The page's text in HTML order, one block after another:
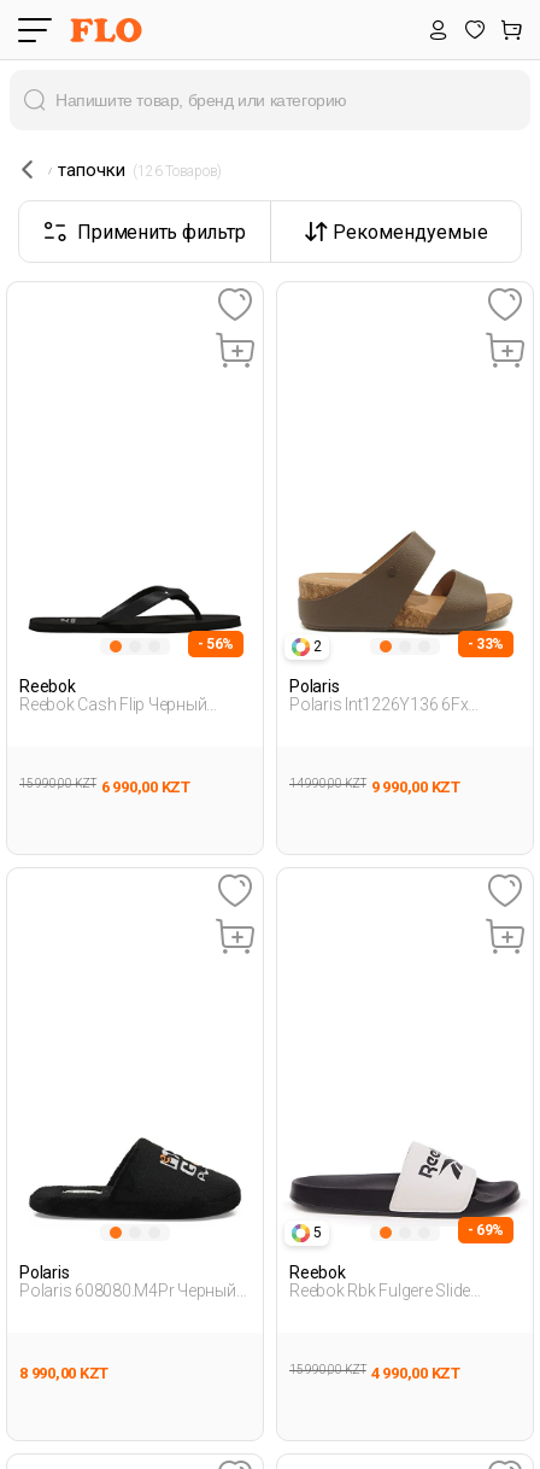
тапочки (126 Товаров)
Применить фильтр Рекомендуемые
- 56%
Reebok
Reebok Cash Flip Черный
15 990,00 KZT 6 990,00 KZT
2 - 33%
Polaris
Polaris Int1226Y136 6Fx
14 990,00 KZT 9 990,00 KZT
Polaris
Polaris 608080.M4Pr Черный
8 990,00 KZT
5 - 69%
Reebok
Reebok Rbk Fulgere Slide
15 990,00 KZT 4 990,00 KZT